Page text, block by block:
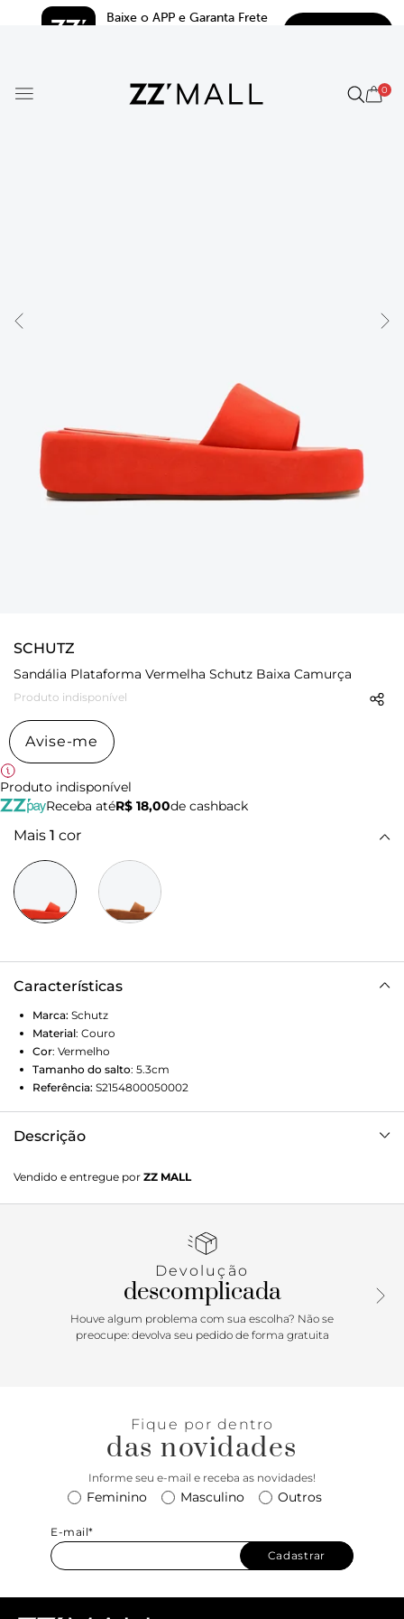
Baixe o APP e Garanta Frete
0
SCHUTZ
Sandália Plataforma Vermelha Schutz Baixa Camurça
Produto indisponível
Avise-me
Produto indisponível
Receba atéR$ 18,00de cashback
Mais 1 cor
Características
Marca: Schutz
Material: Couro
Cor: Vermelho
Tamanho do salto: 5.3cm
Referência: S2154800050002
Descrição
acompanhar sempre! Essa sandália rasteira combina o
visual cool do salto plataforma à elegância do acabamento
Vendido e entregue por ZZ MALL
Devolução
descomplicada
Houve algum problema com sua escolha? Não se
preocupe: devolva seu pedido de forma gratuita
Fique por dentro
das novidades
Informe seu e-mail e receba as novidades!
Feminino Masculino Outros
E-mail*
Cadastrar